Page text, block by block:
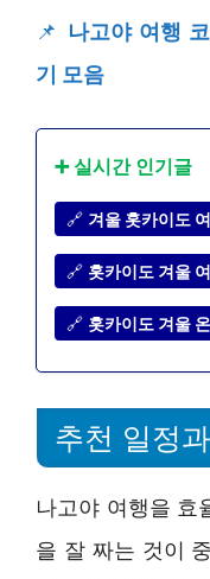
📌
나고야 여행
기 모음
➕ 실시간 인기글
🔗 겨울 홋카이도
🔗 홋카이도 겨울
🔗 홋카이도 겨울
추천 일정
나고야 여행을 효
을 잘 짜는 것이